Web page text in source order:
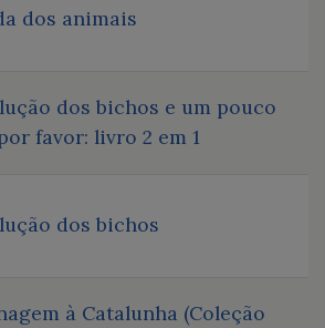
dos animais
dos bichos e um pouco
favor: livro 2 em 1
dos bichos
à Catalunha (Coleção